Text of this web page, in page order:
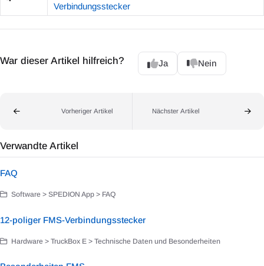
Verbindungsstecker
War dieser Artikel hilfreich? Ja Nein
Vorheriger Artikel Nächster Artikel
Verwandte Artikel
FAQ
Software > SPEDION App > FAQ
12-poliger FMS-Verbindungsstecker
Hardware > TruckBox E > Technische Daten und Besonderheiten